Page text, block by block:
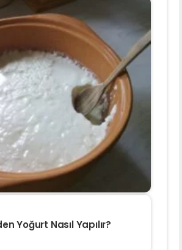
Yoğurt Nasıl Yapılır?